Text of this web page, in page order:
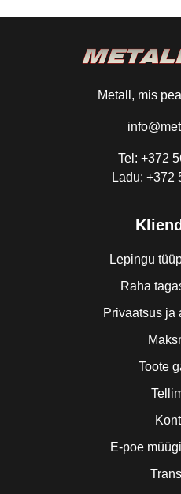
Metall, mis
Tel: +372
Ladu: +372
Lepingu
Raha
Privaatsus ja
Toote
E-poe